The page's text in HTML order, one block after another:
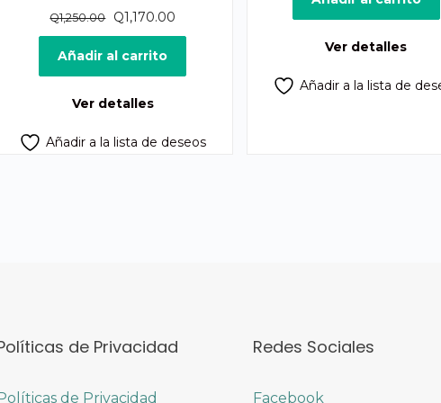
Q1,250.00
El
precio
original
era:
Q1,170.00
precio
es:
Añadir al carrito
Ver detalles
Añadir a la lista de deseos
era:
es:
Ver detalles
Añadir a la lista de
de Privacidad
Políticas de Privacidad
Redes Sociales
Facebook